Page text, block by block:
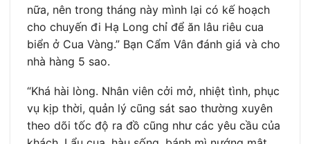
nữa, nên trong tháng này mình lại có kế hoạch
cho chuyến đi Hạ Long chỉ để ăn lâu riêu cua
biển ở Cua Vàng.” Bạn Cẩm Vân đánh giá và cho
nhà hàng 5 sao.
“Khá hài lòng. Nhân viên cởi mở, nhiệt tình, phục
vụ kịp thời, quản lý cũng sát sao thường xuyên
theo dõi tốc độ ra đồ cũng như các yêu cầu của